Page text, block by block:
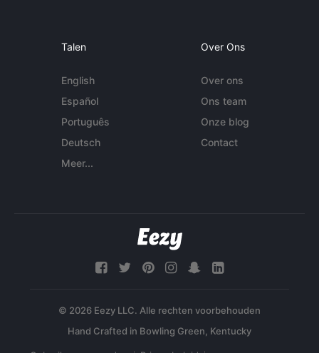
Talen
English
Español
Português
Deutsch
Meer...
Over Ons
Over ons
Ons team
Onze blog
Contact
© 2026 Eezy LLC. Alle rechten voorbehouden